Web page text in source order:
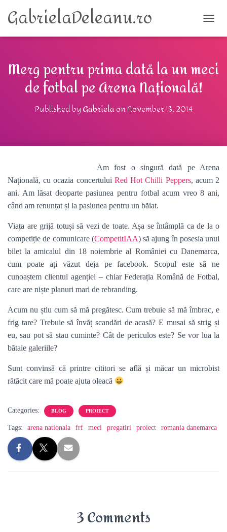
GabrielaDeleanu.ro
Merg pentru prima dată la un meci
de fotbal pe Arena Națională!
Published byGabrielaonNovember 13, 2014
Am fost o singură dată pe Arena
Națională, cu ocazia concertului Red Hot Chilli Peppers, acum 2
ani. Am lăsat deoparte pasiunea pentru fotbal acum vreo 8 ani,
când am renunțat și la pasiunea pentru un băiat.
Viața are grijă totuși să vezi de toate. Așa se întâmplă ca de la o
competiție de comunicare (CompetitIAA) să ajung în posesia unui
biletla amicalul din 18 noiembrie al României cu Danemarca,
cum poate ați văzut deja pe facebook. Scopul este să ne
cunoaștem clientul agenției – chiar Federația Română de Fotbal,
care are niște planuri mari de rebranding.
Acum nu știu cum să mă pregătesc. Cum trebuie să mă îmbrac, e
frig tare? Trebuie să învăț scandări de acasă? E musai să strig și
eu, sau pot să stau cuminte? Cât de periculos este? Se vor lua la
bătaie galeriile?
Sunt convinsă că printre cititori se află și măcar un microbist
rătăcit care mă poate ajuta oleacă
Categories: BLOG PROIECT
Tags: arena nationala frf meci pregatiri proiect romania danemarca
3 Comments